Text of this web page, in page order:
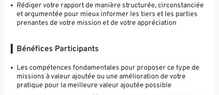
Rédiger votre rapport de manière structurée, circonstanciée
et argumentée pour mieux informer les tiers et les parties
prenantes de votre mission et de votre appréciation
Bénéfices Participants
Les compétences fondamentales pour proposer ce type de
missions à valeur ajoutée ou une amélioration de votre
pratique pour la meilleure valeur ajoutée possible